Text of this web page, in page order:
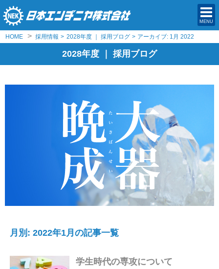
MENU
HOME > 採用情報 > 2028年度 ｜ 採用ブログ > アーカイブ: 1月 2022
2028年度 ｜ 採用ブログ
月別: 2022年1月の記事一覧
学生時代の専攻について